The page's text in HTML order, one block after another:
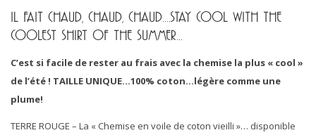
IL FAIT CHAUD, CHAUD, CHAUD….STAY COOL WITH THE
COOLEST SHIRT OF THE SUMMER…
C’est si facile de rester au frais avec la chemise la plus « cool »
de l’été ! TAILLE UNIQUE…100% coton…légère comme une
plume!
TERRE ROUGE – La « Chemise en voile de coton vieilli »… disponible